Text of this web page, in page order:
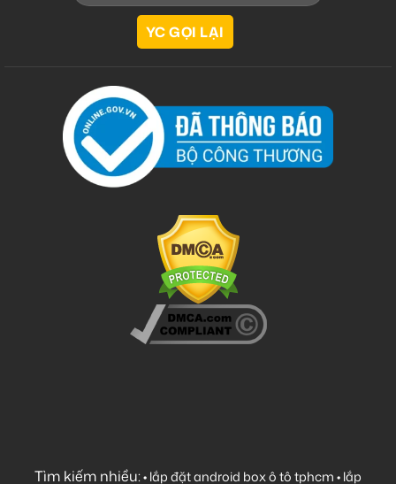
Tìm kiếm nhiều:•lắp đặt android box ô tô tphcm•lắp